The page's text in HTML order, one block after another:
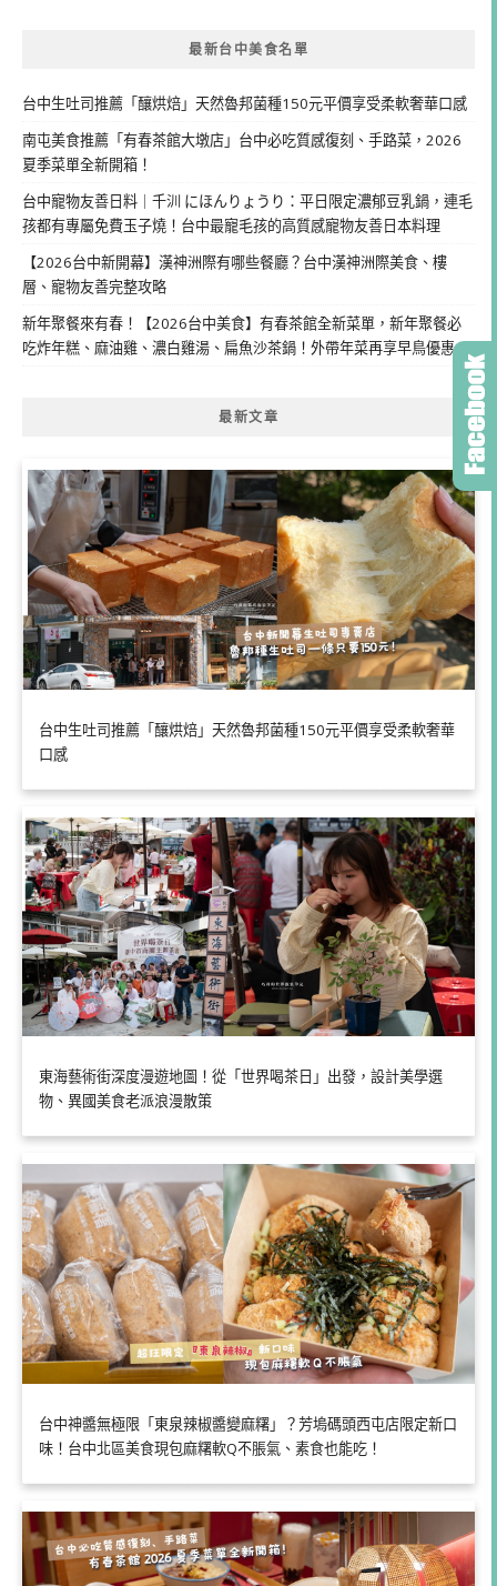
最新台中美食名單
台中生吐司推薦「釀烘焙」天然魯邦菌種150元平價享受柔軟奢華口感
南屯美食推薦「有春茶館大墩店」台中必吃質感復刻、手路菜，2026
夏季菜單全新開箱！
台中寵物友善日料｜千汌 にほんりょうり：平日限定濃郁豆乳鍋，連毛
孩都有專屬免費玉子燒！台中最寵毛孩的高質感寵物友善日本料理
【2026台中新開幕】漢神洲際有哪些餐廳？台中漢神洲際美食、樓
層、寵物友善完整攻略
新年聚餐來有春！【2026台中美食】有春茶館全新菜單，新年聚餐必
吃炸年糕、麻油雞、濃白雞湯、扁魚沙茶鍋！外帶年菜再享早鳥優惠
最新文章
台中生吐司推薦「釀烘焙」天然魯邦菌種150元平價享受柔軟奢華
口感
東海藝術街深度漫遊地圖！從「世界喝茶日」出發，設計美學選
物、異國美食老派浪漫散策
台中神醬無極限「東泉辣椒醬變麻糬」？芳塢碼頭西屯店限定新口
味！台中北區美食現包麻糬軟Q不脹氣、素食也能吃！